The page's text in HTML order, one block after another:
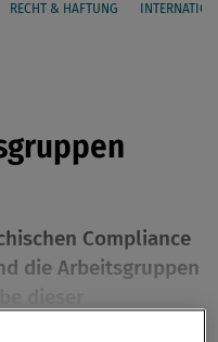
RECHT & HAFTUNG
Compliance
die ­Arbeitsgruppen